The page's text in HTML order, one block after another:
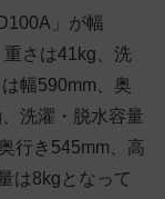
」 が幅
さは41kg、洗
は幅590mm、奥
洗濯・脱水容量
行き545mm、高
は8kgとなって